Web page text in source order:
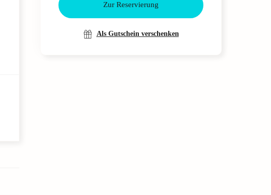
Zur Reservierung
Als Gutschein verschenken